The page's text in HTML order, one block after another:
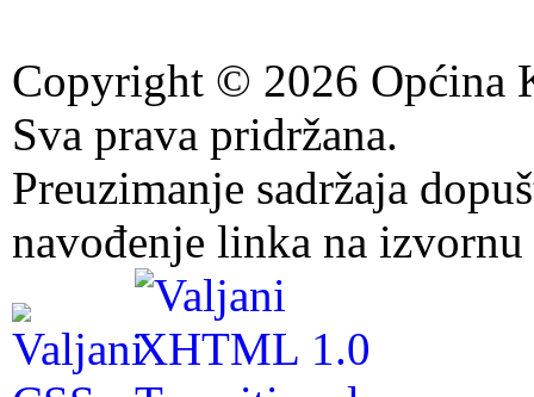
Copyright © 2026 Općina
Sva prava pridržana.
Preuzimanje sadržaja
navođenje linka na izvornu